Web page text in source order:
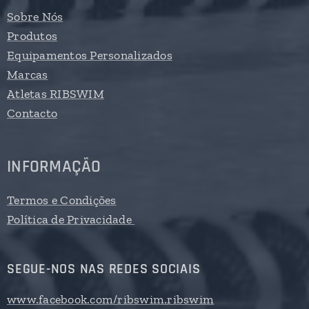
Sobre Nós
Produtos
Equipamentos Personalizados
Marcas
Atletas RIBSWIM
Contacto
INFORMAÇÃO
Termos e Condições
Política de Privacidade
SEGUE-NOS NAS REDES SOCIAIS
www.facebook.com/ribswim.ribswim